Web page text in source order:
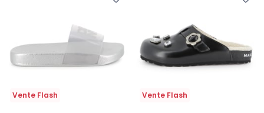
Vente Flash Vente Flash